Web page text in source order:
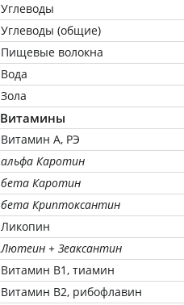
Углеводы
Углеводы (общие)
Пищевые волокна
Вода
Зола
Витамины
Витамин А, РЭ
альфа Каротин
бета Каротин
бета Криптоксантин
Ликопин
Лютеин + Зеаксантин
Витамин В1, тиамин
Витамин В2, рибофлавин